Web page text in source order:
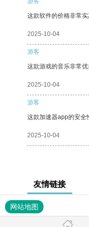
这款软件的价格非常实
2025-10-04
游客
这款游戏的音乐非常优
2025-10-04
游客
这款加速器app的安全
2025-10-04
友情链接
网站地图